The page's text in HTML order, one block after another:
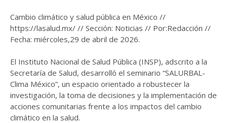
Cambio climático y salud pública en México //
https://lasalud.mx/ // Sección: Noticias // Por:Redacción //
Fecha: miércoles,29 de abril de 2026.
El Instituto Nacional de Salud Pública (INSP), adscrito a la
Secretaría de Salud, desarrolló el seminario “SALURBAL-
Clima México”, un espacio orientado a robustecer la
investigación, la toma de decisiones y la implementación de
acciones comunitarias frente a los impactos del cambio
climático en la salud.